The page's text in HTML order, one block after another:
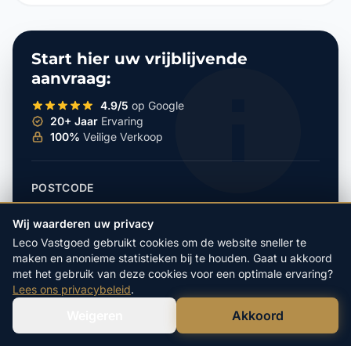
Start hier uw vrijblijvende
aanvraag:
4.9/5 op Google
20+ Jaar Ervaring
100% Veilige Verkoop
POSTCODE
HUISNUMMER
Bel Ons Direct
Wij waarderen uw privacy
Leco Vastgoed gebruikt cookies om de website sneller te
maken en anonieme statistieken bij te houden. Gaat u akkoord
met het gebruik van deze cookies voor een optimale ervaring?
Lees ons privacybeleid.
Akkoord